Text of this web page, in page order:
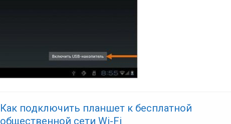
Как подключить планшет к бесплатной
общественной сети Wi-Fi